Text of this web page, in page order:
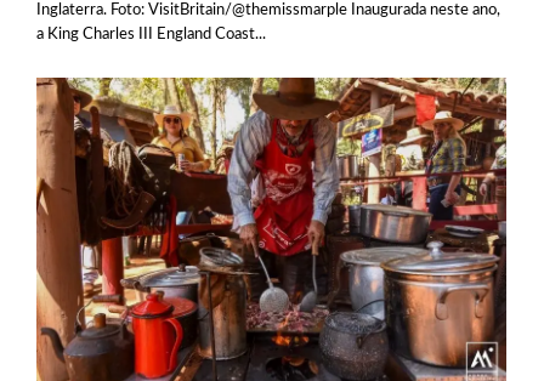
Inglaterra. Foto: VisitBritain/@themissmarple Inaugurada neste ano,
a King Charles III England Coast...